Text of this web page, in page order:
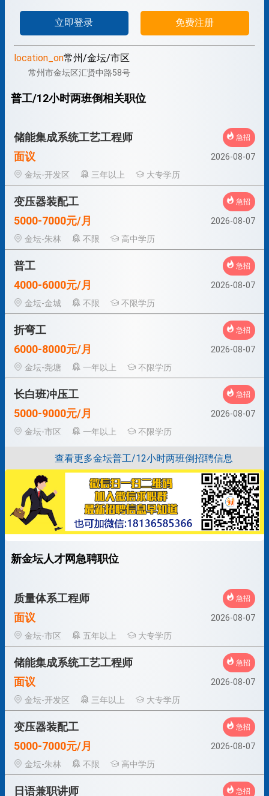
立即登录 免费注册
location_on常州/金坛/市区
常州市金坛区汇贤中路58号
普工/12小时两班倒相关职位
储能集成系统工艺工程师 急招
面议
2026-08-07
金坛-开发区
三年以上 大专学历
变压器装配工 急招
5000-7000元/月
2026-08-07
金坛-朱林
不限 高中学历
普工 急招
4000-6000元/月
2026-08-07
金坛-金城
不限 不限学历
折弯工 急招
6000-8000元/月
2026-08-07
金坛-尧塘
一年以上 不限学历
长白班冲压工 急招
5000-9000元/月
2026-08-07
金坛-市区
一年以上 不限学历
查看更多金坛普工/12小时两班倒招聘信息
新金坛人才网急聘职位
质量体系工程师 急招
面议
2026-08-07
金坛-市区
五年以上 大专学历
储能集成系统工艺工程师 急招
面议
2026-08-07
金坛-开发区
三年以上 大专学历
变压器装配工 急招
5000-7000元/月
2026-08-07
金坛-朱林
不限 高中学历
日语兼职讲师 急招